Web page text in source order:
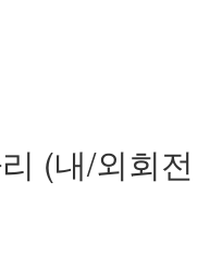
(내/외회전